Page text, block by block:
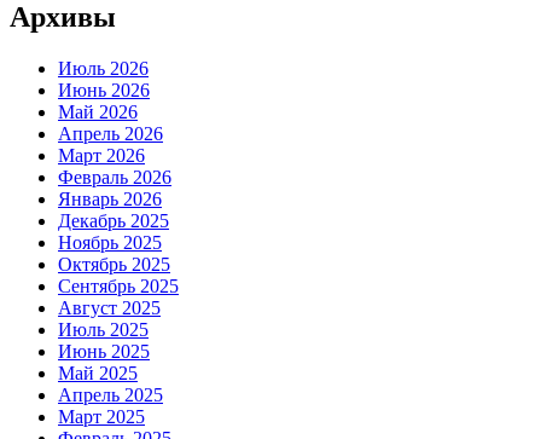
Архивы
Июль 2026
Июнь 2026
Май 2026
Апрель 2026
Март 2026
Февраль 2026
Январь 2026
Декабрь 2025
Ноябрь 2025
Октябрь 2025
Сентябрь 2025
Август 2025
Июль 2025
Июнь 2025
Май 2025
Апрель 2025
Март 2025